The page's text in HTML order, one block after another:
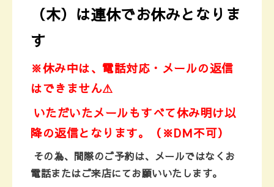
（木）は連休でお休みとなりま
す
※休み中は、電話対応・メールの返信
はできません⚠
いただいたメールもすべて休み明け以
降の返信となります。
（※DＭ不可）
その為、 間際のご予約は、メールではなくお
電話またはご来店にてお願いいたします。